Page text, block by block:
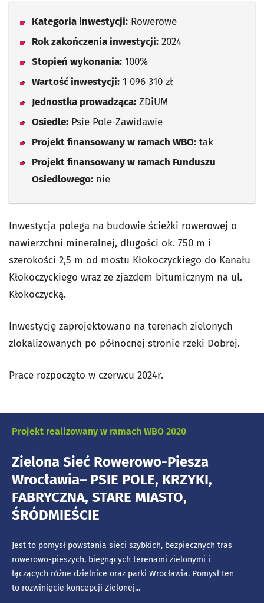
Kategoria inwestycji: Rowerowe
Rok zakończenia inwestycji: 2024
Stopień wykonania: 100%
Wartość inwestycji: 1 096 310 zł
Jednostka prowadząca: ZDiUM
Osiedle: Psie Pole-Zawidawie
Projekt finansowany w ramach WBO: tak
Projekt finansowany w ramach Funduszu
Osiedlowego: nie
Inwestycja polega na budowie ścieżki rowerowej o
nawierzchni mineralnej, długości ok. 750 m i
szerokości 2,5 m od mostu Kłokoczyckiego do Kanału
Kłokoczyckiego wraz ze zjazdem bitumicznym na ul.
Kłokoczycką.
Inwestycję zaprojektowano na terenach zielonych
zlokalizowanych po północnej stronie rzeki Dobrej.
Prace rozpoczęto w czerwcu 2024r.
Projekt realizowany w ramach WBO 2020
Zielona Sieć Rowerowo-Piesza
Wrocławia– PSIE POLE, KRZYKI,
FABRYCZNA, STARE MIASTO,
ŚRÓDMIEŚCIE
Jest to pomysł powstania sieci szybkich, bezpiecznych tras
rowerowo-pieszych, biegnących terenami zielonymi i
łączących różne dzielnice oraz parki Wrocławia. Pomysł ten
to rozwinięcie koncepcji Zielonej...